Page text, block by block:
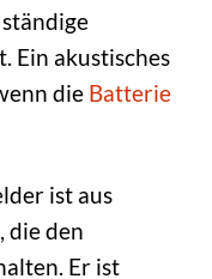
Ein akustisches
die Batterie
ist aus
die den
Er ist